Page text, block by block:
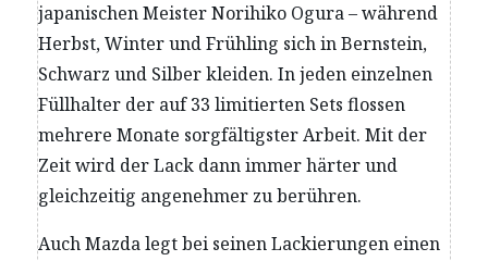
japanischen Meister Norihiko Ogura – während
Herbst, Winter und Frühling sich in Bernstein,
Schwarz und Silber kleiden. In jeden einzelnen
Füllhalter der auf 33 limitierten Sets flossen
mehrere Monate sorgfältigster Arbeit. Mit der
Zeit wird der Lack dann immer härter und
gleichzeitig angenehmer zu berühren.
Auch Mazda legt bei seinen Lackierungen einen